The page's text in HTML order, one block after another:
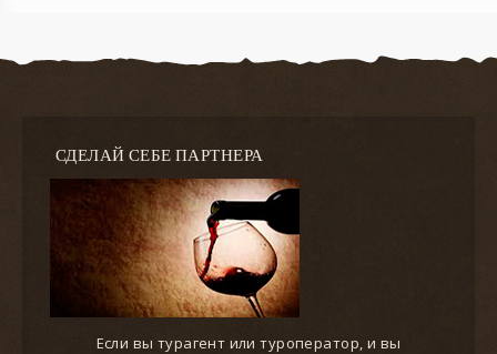
СДЕЛАЙ СЕБЕ ПАРТНЕРА
Если вы турагент или туроператор, и вы